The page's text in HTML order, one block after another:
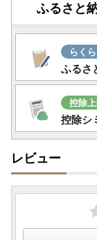
となります。
何卒ご了承いた
合は、発送前
早めにご連絡を
ふるさと
らく
ふるさ
控除
控除シ
レビュー